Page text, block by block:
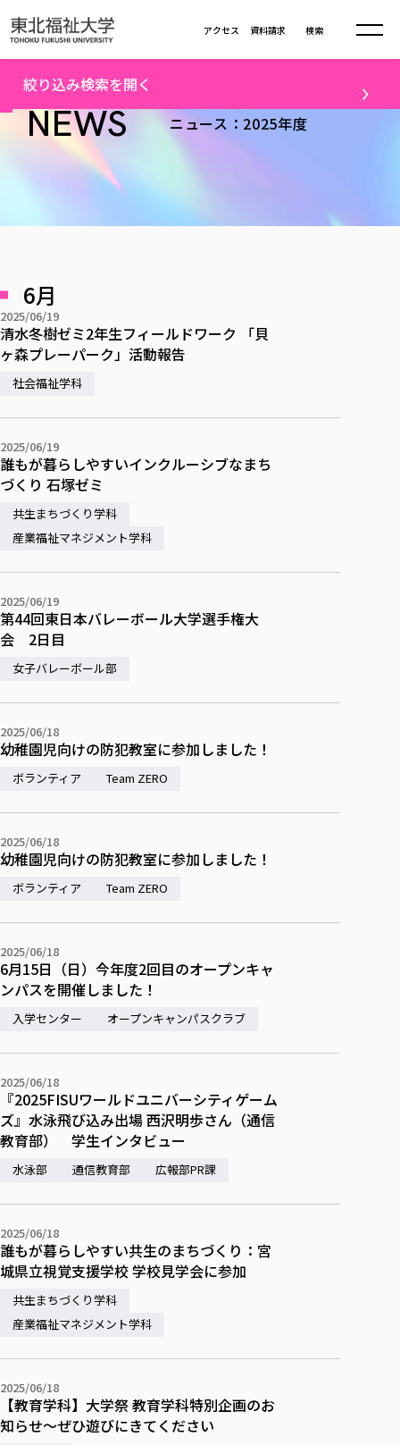
資料請求
アクセス 検索
建学の精神・教育の理念
学長室の窓
教育方針
各種方針
大学の概要
大学の歩み
学生・教職員・卒業生数
学則
寄附の受け入れ
関連法人
教職員募集
役員・評議員一覧
キャンパス案内
大学の取り組み
大学の取り組み
社会連携・研究
カリキュラム編成ガイドライン
本学のシラバスについて
一般事業主行動計画
公的資金等の不正使用の防止に関する基本方針
研究活動における不正行為の防止等に関する対応
大学広報誌「TFU Newsletter 東北福祉大学通信」
お役立ち情報（リンク集）
放射線モニタリング測定結果（国見キャンパス）
情報公開
情報公開
ガバナンス・コード
中期事業計画
事業計画／財務・事業報告
大学評価
学校教育法施行規則第172条の2に基づく情報公開
教職課程における情報の公表
学部・学科等設置計画履行状況報告書
情報公開規程
学部・大学院
学部・大学院TOP
総合福祉学部
社会福祉学科
福祉心理学科
福祉行政学科
共生まちづくり学部
共生まちづくり学部
共生まちづくり学科
教育学部
教育学部
教育学科
保健看護学科
リハビリテーション学科
医療経営管理学科
産業福祉マネジメント学科
仏教専修科
大学院
大学院
教育学研究科 教育学専攻 修士課程
通信教育部
通信教育部
通信制大学院 総合福祉学研究科 社会福祉学専攻 修士課程
通信制大学院 総合福祉学研究科 福祉心理学専攻 修士課程
その他の就学機会
学びの特徴
学びの特徴
ICT教育
初年次教育（リエゾンゼミⅠ）
実学臨床教育（総合福祉学部のみ履修可能）
教育実践活動（教育学科学生のみ受講可能）
禅のこころ
学びのサポート
学びのサポート
授業料減免・奨学金等
宿舎の紹介
学生生活サポート
学生総合補償制度
スポーツ傷害保険
入学試験
進学相談会
オープンキャンパス
進路・就職 TOP
就職状況
東北福祉大学のキャリアサポート
進路・就職支援
採用ご担当者様へ
採用ご担当者様へ
求人の受付について
単独学内説明会のご案内
在学生の方
在学生の方
資格取得報奨制度について
卒業生の方
卒業生の方
卒業後のキャリア支援体制
在学生による訪問、情報提供へのご協力のお願い
卒業生アンケート
よくあるご質問
東北福祉大学のDNA
在学生インタビュー
課外活動
文化会・文化系サークル紹介
大学指定団体紹介
国際交流
交換留学生 Exchange students
海外留学・研修
Prospective Students
学生支援センター国際交流の活動
スタッフ紹介
ニュース一覧
社会連携・研究
東北福祉大学の研究活動
東北福祉大学の研究活動
東北福祉大学の研究紹介
共同研究等をご検討の皆様へ
東北福祉大学の紀要・リポジトリ
東北福祉大学の紀要・リポジトリ
芹沢銈介美術工芸館年報
産学・産学官連携
産学・産学官連携
「高齢者のフレイル予防及びデジタルデバイド解消に向けた産
高齢者施設特化型モジュラー車いす開発
学生参加 × 産学官連携 ～ 「行学一如」の実践
社会貢献への取り組み
社会貢献・地域連携活動報告書
伝承講座「311『伝える／備える』次世代塾」
JICA草の根技術協力事業
被災地の子ども支援活動
生涯学習・社会人講座
自治体・団体等との主な協定
自治体・団体等との主な協定
研究所について
研究者のご紹介
生涯教育・キャリア教育
生涯学習・社会人講座
月例TFU実学臨床研究セミナー
特別支援教育研究室
TFU教育フォーラム
取材について
学内ポータルシステム
NEWS ニュース：2025年度
絞り込み検索を開く
テーマ
すべて
配信対象
すべて
保護者向け
6月
2025/06/19
清水冬樹ゼミ2年生フィールドワーク 「貝
ヶ森プレーパーク」活動報告
社会福祉学科
2025/06/19
誰もが暮らしやすいインクルーシブなまち
づくり 石塚ゼミ
共生まちづくり学科
産業福祉マネジメント学科
2025/06/19
第44回東日本バレーボール大学選手権大
会 2日目
女子バレーボール部
2025/06/18
幼稚園児向けの防犯教室に参加しました！
ボランティア Team ZERO
2025/06/18
幼稚園児向けの防犯教室に参加しました！
ボランティア Team ZERO
2025/06/18
6月15日（日）今年度2回目のオープンキャ
ンパスを開催しました！
入学センター オープンキャンパスクラブ
2025/06/18
『2025FISUワールドユニバーシティゲーム
ズ』水泳飛び込み出場 西沢明歩さん（通信
教育部） 学生インタビュー
水泳部 通信教育部 広報部PR課
2025/06/18
誰もが暮らしやすい共生のまちづくり：宮
城県立視覚支援学校 学校見学会に参加
共生まちづくり学科
産業福祉マネジメント学科
2025/06/18
【教育学科】大学祭 教育学科特別企画のお
知らせ～ぜひ遊びにきてください